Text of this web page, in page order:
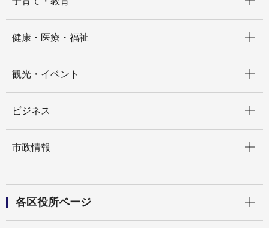
健康・医療・福祉
観光・イベント
ビジネス
市政情報
各区役所ページ